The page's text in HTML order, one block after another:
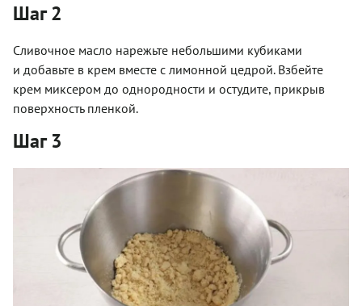
Шаг 2
Сливочное масло нарежьте небольшими кубиками
и добавьте в крем вместе с лимонной цедрой. Взбейте
крем миксером до однородности и остудите, прикрыв
поверхность пленкой.
Шаг 3